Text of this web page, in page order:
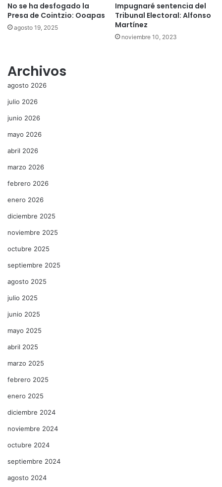
No se ha desfogado la
Presa de Cointzio: Ooapas
agosto 19, 2025
Impugnaré sentencia del
Tribunal Electoral: Alfonso
Martínez
noviembre 10, 2023
Archivos
agosto 2026
julio 2026
junio 2026
mayo 2026
abril 2026
marzo 2026
febrero 2026
enero 2026
diciembre 2025
noviembre 2025
octubre 2025
septiembre 2025
agosto 2025
julio 2025
junio 2025
mayo 2025
abril 2025
marzo 2025
febrero 2025
enero 2025
diciembre 2024
noviembre 2024
octubre 2024
septiembre 2024
agosto 2024